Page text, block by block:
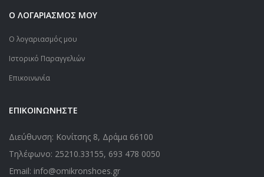
Ο ΛΟΓΑΡΙΑΣΜΟΣ ΜΟΥ
Ο λογαριασμός μου
Ιστορικό Παραγγελιών
Επικοινωνία
ΕΠΙΚΟΙΝΩΝΗΣΤΕ
Διεύθυνση: Κονίτσης 8, Δράμα 66100
Τηλέφωνο: 25210.33155, 693 478 0050
Email: info@omikronshoes.gr